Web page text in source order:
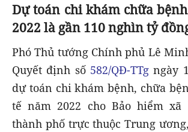
Dự toán chi khám chữa
2022 là gần 110 nghìn tỷ
Phó Thủ tướng Chính phủ Lê
Quyết định số 582/QĐ-TTg ngày
dự toán chi khám bệnh, chữa
tế năm 2022 cho Bảo hiểm xã
thành phố trực thuộc Trung